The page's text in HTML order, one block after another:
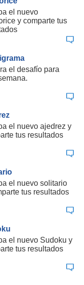
el nuevo
y comparte tus
el desafío para
el nuevo ajedrez y
tus resultados
el nuevo solitario
tus resultados
el nuevo Sudoku y
tus resultados